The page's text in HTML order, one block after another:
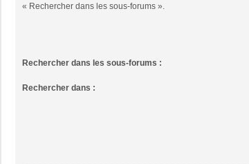
« Rechercher dans les sous-forums ».
Rechercher dans les sous-forums :
Rechercher dans :